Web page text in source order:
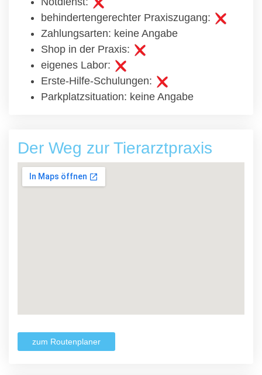
behindertengerechter Praxiszugang:
Zahlungsarten: keine Angabe
Shop in der Praxis:
eigenes Labor:
Erste-Hilfe-Schulungen:
Parkplatzsituation: keine Angabe
Der Weg zur Tierarztpraxis
zum Routenplaner